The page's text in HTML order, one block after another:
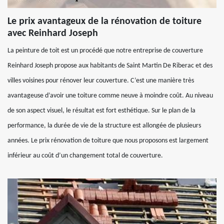
Le prix avantageux de la rénovation de toiture
avec Reinhard Joseph
La peinture de toit est un procédé que notre entreprise de couverture
Reinhard Joseph propose aux habitants de Saint Martin De Riberac et des
villes voisines pour rénover leur couverture. C’est une manière très
avantageuse d’avoir une toiture comme neuve à moindre coût. Au niveau
de son aspect visuel, le résultat est fort esthétique. Sur le plan de la
performance, la durée de vie de la structure est allongée de plusieurs
années. Le prix rénovation de toiture que nous proposons est largement
inférieur au coût d’un changement total de couverture.